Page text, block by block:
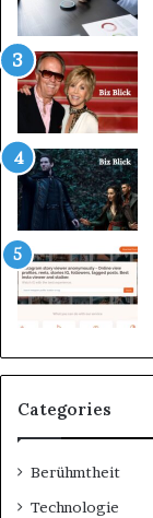
Categories
Berühmtheit
Technologie